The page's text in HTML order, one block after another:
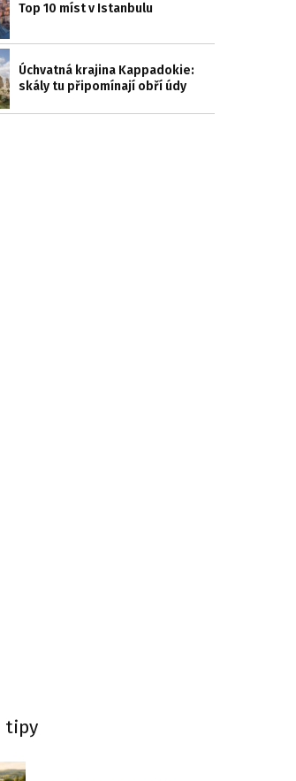
Top 10 míst v Istanbulu
Úchvatná krajina Kappadokie:
skály tu připomínají obří údy
tipy